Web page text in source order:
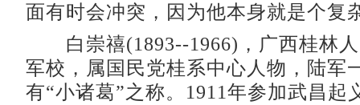
面有时会冲突，因为他本身就是个复
白崇禧(1893--1966)，广西桂林人
军校，属国民党桂系中心人物，陆军
有“小诸葛”之称。1911年参加武昌起